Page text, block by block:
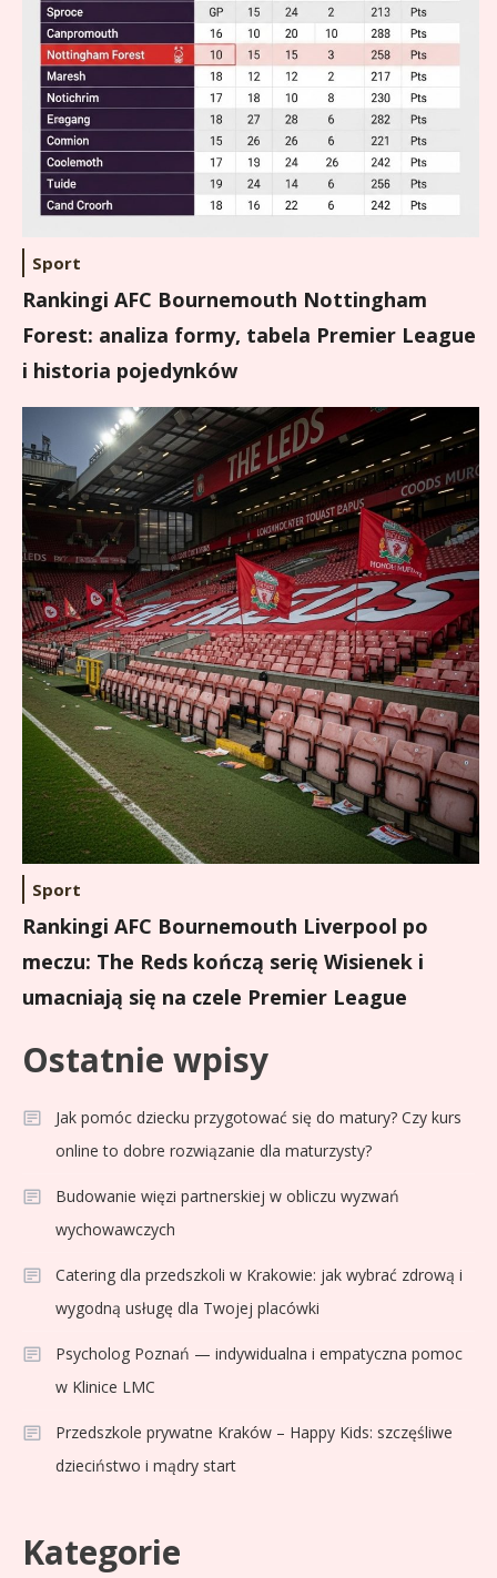
Sport
Rankingi AFC Bournemouth Nottingham
Forest: analiza formy, tabela Premier League
i historia pojedynków
Sport
Rankingi AFC Bournemouth Liverpool po
meczu: The Reds kończą serię Wisienek i
umacniają się na czele Premier League
Ostatnie wpisy
Jak pomóc dziecku przygotować się do matury? Czy kurs
online to dobre rozwiązanie dla maturzysty?
Budowanie więzi partnerskiej w obliczu wyzwań
wychowawczych
Catering dla przedszkoli w Krakowie: jak wybrać zdrową i
wygodną usługę dla Twojej placówki
Psycholog Poznań — indywidualna i empatyczna pomoc
w Klinice LMC
Przedszkole prywatne Kraków – Happy Kids: szczęśliwe
dzieciństwo i mądry start
Kategorie